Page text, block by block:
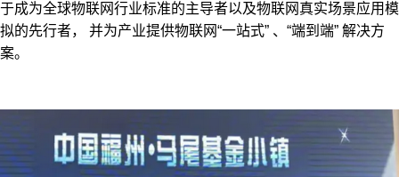
于成为全球物联网行业标准的主导者以及物联网真实场景应用模
拟的先行者， 并为产业提供物联网“一站式” 、“端到端” 解决方
案。